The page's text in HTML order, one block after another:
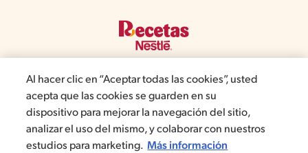
©2019, Nestlé. Marcas registradas por Société del Produits Nestlé,
S.A. Vevey (Suiza)
Términos y Condiciones de Promociones Aviso de privacidad
Al hacer clic en “Aceptar todas las cookies”, usted
acepta que las cookies se guarden en su
dispositivo para mejorar la navegación del sitio,
analizar el uso del mismo, y colaborar con nuestros
estudios para marketing. Más información